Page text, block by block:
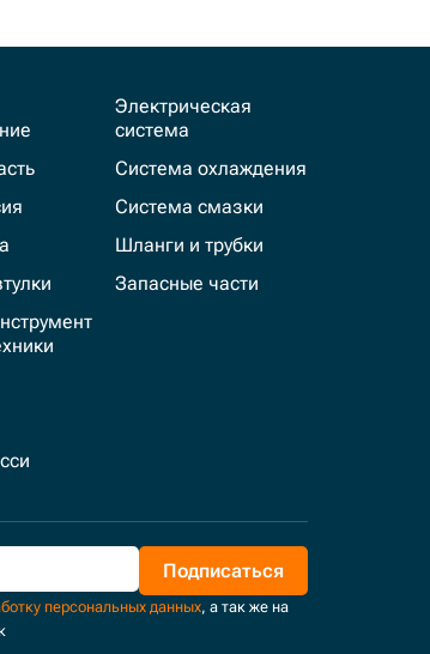
Электрическая
система
Система охлаждения
Система смазки
Шланги и трубки
Запасные части
Подписаться
персональных данных, а так же на